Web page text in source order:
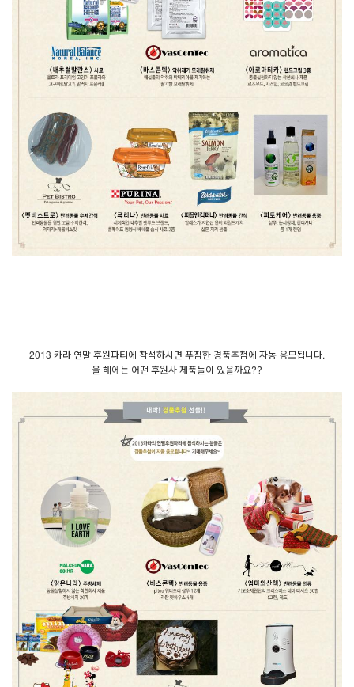
2013 카라 연말 후원파티에 참석하시면 푸짐한 경품추첨에 자동 응모됩니다.
올 해에는 어떤 후원사 제품들이 있을까요??